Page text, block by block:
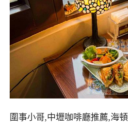
圍事小哥,中壢咖啡廳推薦,海